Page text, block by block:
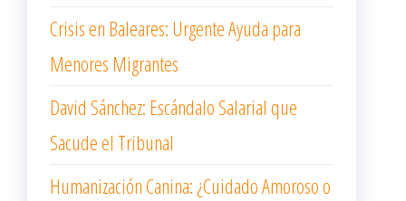
Crisis en Baleares: Urgente Ayuda para
Menores Migrantes
David Sánchez: Escándalo Salarial que
Sacude el Tribunal
Humanización Canina: ¿Cuidado Amoroso o